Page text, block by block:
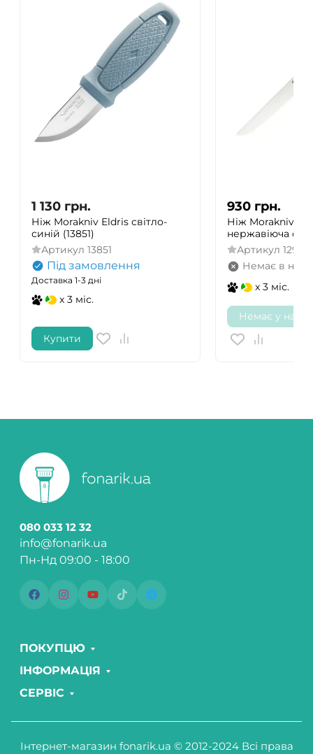
1 130 грн.
Ніж Morakniv Eldris світло-
синій (13851)
Артикул 13851
Під замовлення
Доставка 1-3 дні
x 3 міс.
Купити
930 грн.
Ніж Morakniv
нержавіюча
Артикул 129-
Немає в
x 3 міс.
Немає у
080 033 12 32
info@fonarik.ua
Пн-Нд 09:00 - 18:00
ПОКУПЦЮ
ІНФОРМАЦІЯ
СЕРВІС
Інтернет-магазин fonarik.ua © 2012-2024 Всі права